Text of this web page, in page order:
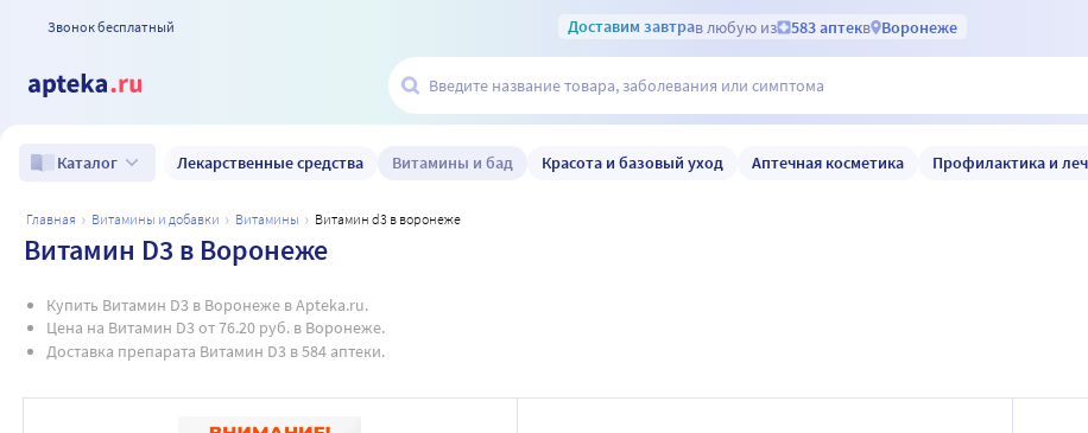
Звонок бесплатный Доставим завтрав любую из 583 аптекв Воронеже
Каталог Лекарственные средства Витамины и бад Красота и базовый уход Аптечная косметика Профилактика и
главная витамины и добавки витамины витамин d3 в воронеже
Витамин D3 в Воронеже
Купить Витамин D3 в Воронеже в Apteka.ru.
Цена на Витамин D3 от 76.20 руб. в Воронеже.
Доставка препарата Витамин D3 в 584 аптеки.